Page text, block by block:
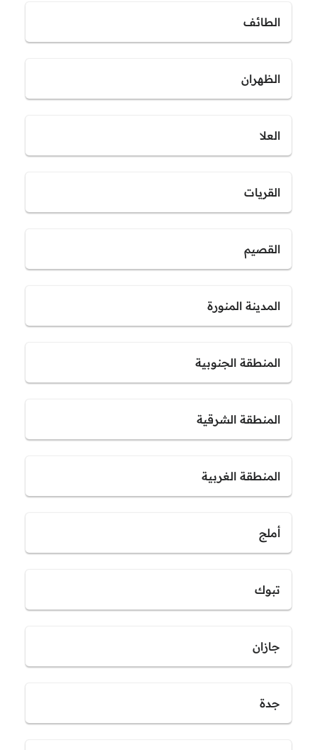
الطائف
الظهران
العلا
القريات
القصيم
المدينة المنورة
المنطقة الجنوبية
المنطقة الشرقية
المنطقة الغربية
أملج
تبوك
جازان
جدة